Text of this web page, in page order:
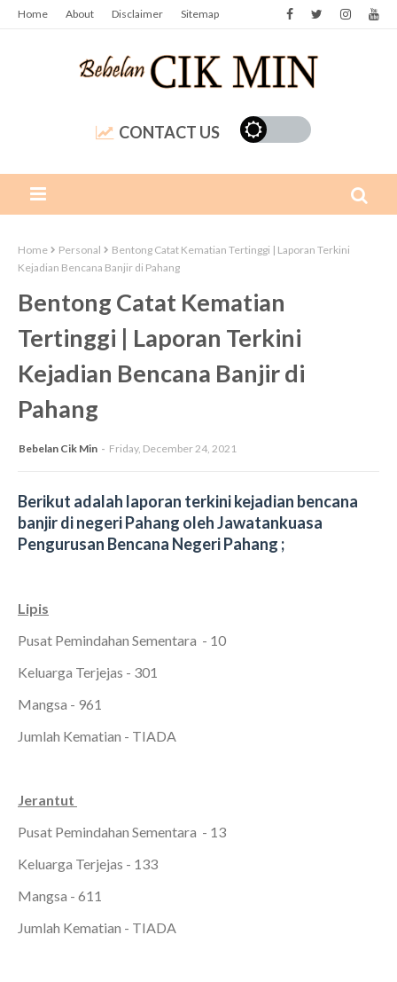
Home About Disclaimer Sitemap
CONTACT US
Home Personal
Bentong Catat Kematian Tertinggi | Laporan Terkini
Kejadian Bencana Banjir di Pahang
Bentong Catat Kematian
Tertinggi | Laporan Terkini
Kejadian Bencana Banjir di
Pahang
Bebelan Cik Min Friday, December 24, 2021
Berikut adalah laporan terkini kejadian bencana
banjir di negeri Pahang oleh Jawatankuasa
Pengurusan Bencana Negeri Pahang ;
Lipis
Pusat Pemindahan Sementara - 10
Keluarga Terjejas - 301
Mangsa - 961
Jumlah Kematian - TIADA
Jerantut
Pusat Pemindahan Sementara - 13
Keluarga Terjejas - 133
Mangsa - 611
Jumlah Kematian - TIADA